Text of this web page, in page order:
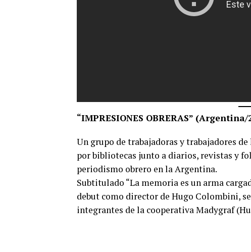
“IMPRESIONES OBRERAS” (Argentina/
Un grupo de trabajadoras y trabajadores
por bibliotecas junto a diarios, revistas y
periodismo obrero en la Argentina.
Subtitulado “La memoria es un arma
debut como director de Hugo Colombini,
integrantes de la cooperativa Madygraf